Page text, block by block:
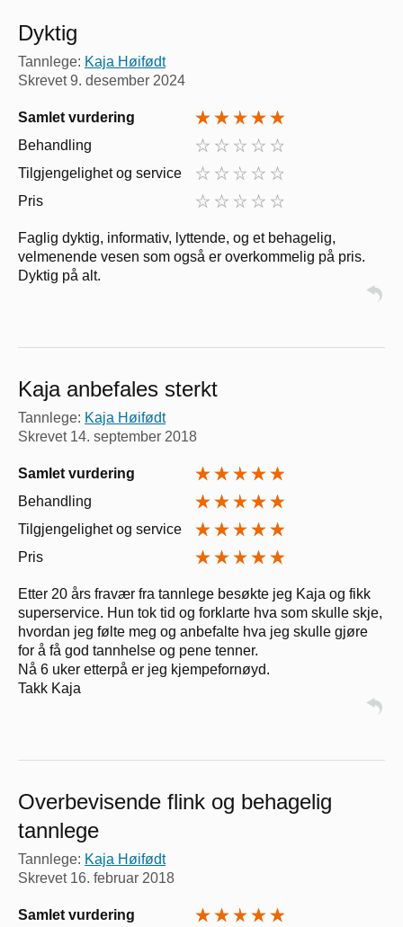
Dyktig
Tannlege: Kaja Høifødt
Skrevet9. desember 2024
Samlet vurdering
Behandling
Tilgjengelighet og service
Pris
Faglig dyktig, informativ, lyttende, og et behagelig,
velmenende vesen som også er overkommelig på pris.
Dyktig på alt.
Kaja anbefales sterkt
Tannlege: Kaja Høifødt
Skrevet 14. september 2018
Samlet vurdering
Behandling
Tilgjengelighet og service
Pris
Etter 20 års fravær fra tannlege besøkte jeg Kaja og fikk
superservice. Hun tok tid og forklarte hva som skulle skje,
hvordan jeg følte meg og anbefalte hva jeg skulle gjøre
for å få god tannhelse og pene tenner.
Nå 6 uker etterpå er jeg kjempefornøyd.
Takk Kaja
Overbevisende flink og behagelig
tannlege
Tannlege: Kaja Høifødt
Skrevet 16. februar 2018
Samlet vurdering